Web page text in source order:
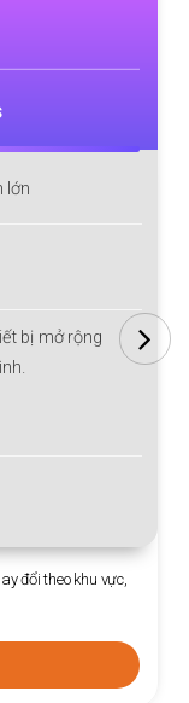
lớn
bị mở rộng
đổi theo khu vực,